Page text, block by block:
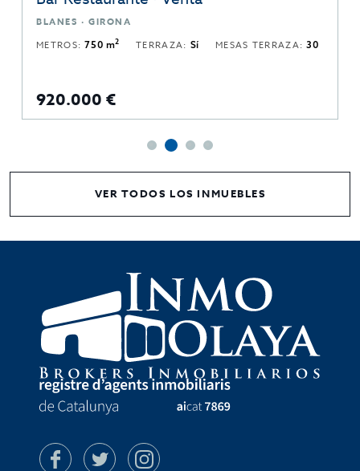
BLANES · GIRONA
METROS:750 m2 TERRAZA: Sí MESAS TERRAZA:30
920.000 €
VER TODOS LOS INMUEBLES